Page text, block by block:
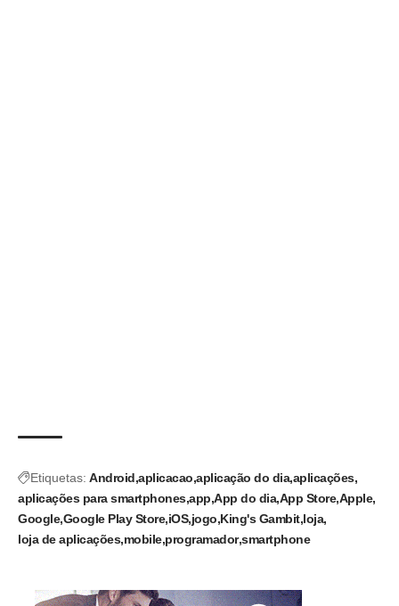
Etiquetas: Android aplicacao aplicação do dia aplicações
aplicações para smartphones app App do dia App Store Apple
Google Google Play Store iOS jogo King's Gambit loja
loja de aplicações mobile programador smartphone